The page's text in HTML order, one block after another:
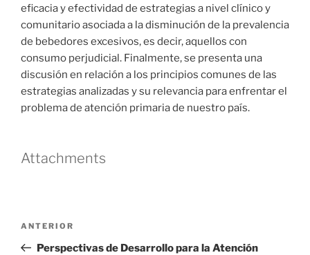
eficacia y efectividad de estrategias a nivel clínico y
comunitario asociada a la disminución de la prevalencia
de bebedores excesivos, es decir, aquellos con
consumo perjudicial. Finalmente, se presenta una
discusión en relación a los principios comunes de las
estrategias analizadas y su relevancia para enfrentar el
problema de atención primaria de nuestro país.
Attachments
Entrada
anterior
ANTERIOR
Perspectivas de Desarrollo para la Atención